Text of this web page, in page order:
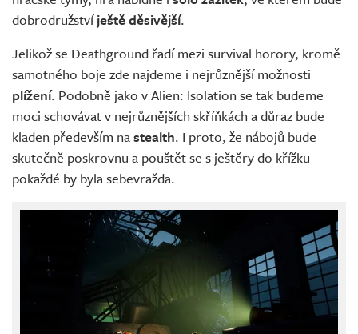
dobrodružstvíještě děsivější.
Jelikož se Deathground řadí mezi survival horory, kromě
samotného boje zde najdeme i nejrůznější možnosti
plížení. Podobně jako v Alien: Isolation se tak budeme
moci schovávat v nejrůznějších skříňkách a důraz bude
kladen především nastealth. I proto, že nábojů bude
skutečně poskrovnu a pouštět se s ještěry do křížku
pokaždé by byla sebevražda.